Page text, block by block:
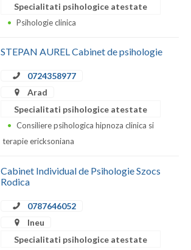
Specialitati psihologice atestate
Psihologie clinica
STEPAN AUREL Cabinet de psihologie
0724358977
Arad
Specialitati psihologice atestate
Consiliere psihologica hipnoza clinica si
terapie ericksoniana
Cabinet Individual de Psihologie Szocs
Rodica
0787646052
Ineu
Specialitati psihologice atestate